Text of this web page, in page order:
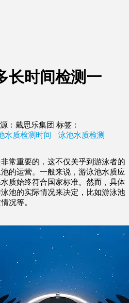
长时间检测一
：戴思乐集团 标签：
水质检测时间 泳池水质检测
重要的，这不仅关乎到游泳者的
的运营。一般来说，游泳池水质应
质始终符合国家标准。然而，具体
池的实际情况来决定，比如游泳池
况等。